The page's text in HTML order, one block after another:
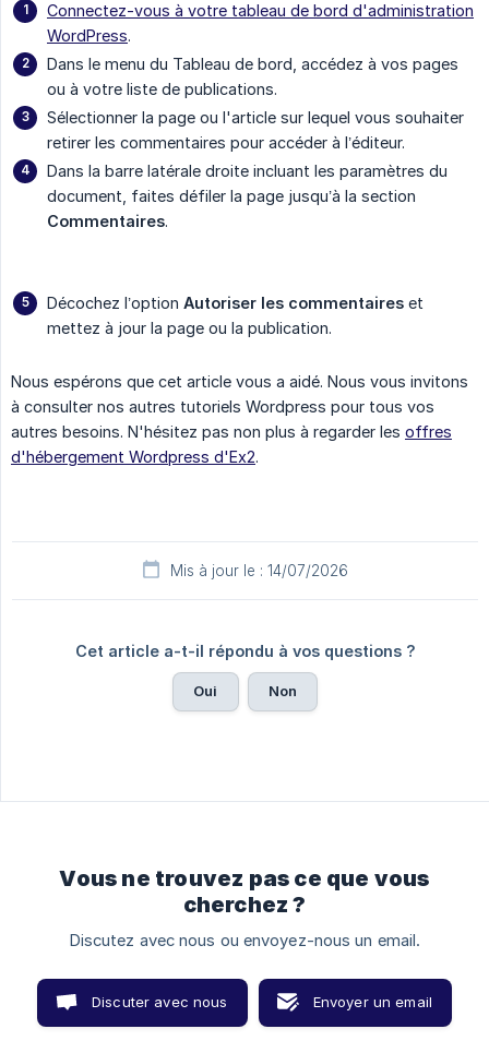
Connectez-vous à votre tableau de bord d'administration
WordPress.
Dans le menu du Tableau de bord, accédez à vos pages
ou à votre liste de publications.
Sélectionner la page ou l'article sur lequel vous souhaiter
retirer les commentaires pour accéder à l’éditeur.
Dans la barre latérale droite incluant les paramètres du
document, faites défiler la page jusqu’à la section
Commentaires.
Décochez l’option Autoriser les commentaires et
mettez à jour la page ou la publication.
Nous espérons que cet article vous a aidé. Nous vous invitons
à consulter nos autres tutoriels Wordpress pour tous vos
autres besoins. N'hésitez pas non plus à regarder les offres
d'hébergement Wordpress d'Ex2.
Mis à jour le : 14/07/2026
Cet article a-t-il répondu à vos questions ?
Oui Non
Vous ne trouvez pas ce que vous
cherchez ?
Discutez avec nous ou envoyez-nous un email.
Discuter avec nous Envoyer un email